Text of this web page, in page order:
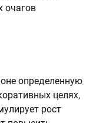
очагов
определенную
целях,
рост